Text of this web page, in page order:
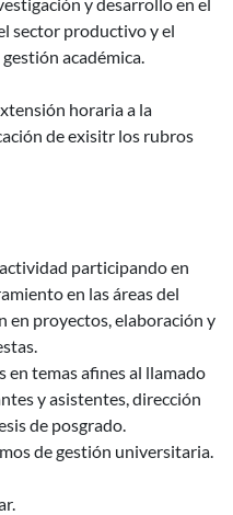
sector productivo y el
académica.
horaria a la
de exisitr los rubros
participando en
en las áreas del
en proyectos, elaboración y
en temas afines al llamado
y asistentes, dirección
de posgrado.
de gestión universitaria.